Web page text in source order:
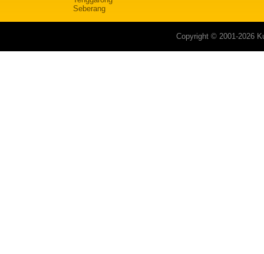
Seberang
Copyright © 2001-2026